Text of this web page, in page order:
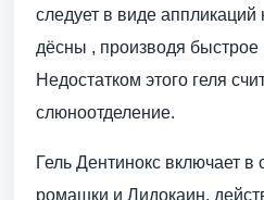
следует в виде
дёсны , производя быстрое
Недостатком этого геля
слюноотделение.
Гель Дентинокс включает в
ромашки и Лидокаин,